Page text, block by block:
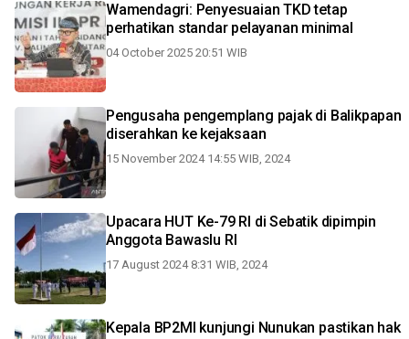
Wamendagri: Penyesuaian TKD tetap
perhatikan standar pelayanan minimal
04 October 2025 20:51 WIB
Pengusaha pengemplang pajak di Balikpapan
diserahkan ke kejaksaan
15 November 2024 14:55 WIB, 2024
Upacara HUT Ke-79 RI di Sebatik dipimpin
Anggota Bawaslu RI
17 August 2024 8:31 WIB, 2024
Kepala BP2MI kunjungi Nunukan pastikan hak